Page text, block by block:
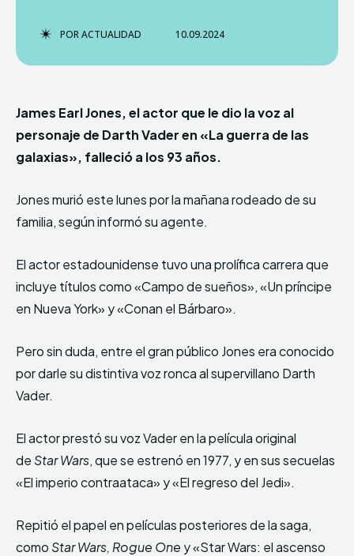
PORACTUALIDAD 10.09.2024
James Earl Jones, el actor que le dio la voz al
personaje de Darth Vader en «La guerra de las
galaxias», falleció a los 93 años.
Jones murió este lunes por la mañana rodeado de su
familia, según informó su agente.
El actor estadounidense tuvo una prolífica carrera que
incluye títulos como «Campo de sueños», «Un príncipe
en Nueva York» y «Conan el Bárbaro».
Pero sin duda, entre el gran público Jones era conocido
por darle su distintiva voz ronca al supervillano Darth
Vader.
El actor prestó su voz Vader en la película original
de Star Wars, que se estrenó en 1977, y en sus secuelas
«El imperio contraataca» y «El regreso del Jedi».
Repitió el papel en películas posteriores de la saga,
como Star Wars, Rogue One y «Star Wars: el ascenso